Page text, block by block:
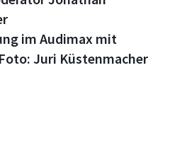
im Audimax mit
Juri Küstenmacher